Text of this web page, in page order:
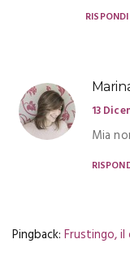
RISPONDI
13
Mia
Pingback: Frustingo, il